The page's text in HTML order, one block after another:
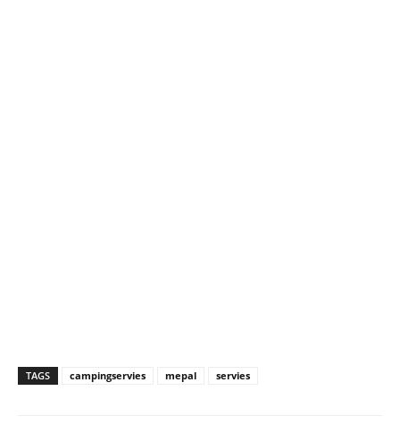
TAGS campingservies mepal servies